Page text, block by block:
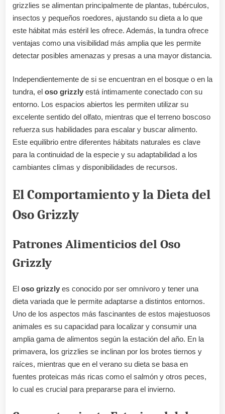
grizzlies se alimentan principalmente de plantas, tubérculos,
insectos y pequeños roedores, ajustando su dieta a lo que
este hábitat más estéril les ofrece. Además, la tundra ofrece
ventajas como una visibilidad más amplia que les permite
detectar posibles amenazas y presas a una mayor distancia.
Independientemente de si se encuentran en el bosque o en la
tundra, el oso grizzly está íntimamente conectado con su
entorno. Los espacios abiertos les permiten utilizar su
excelente sentido del olfato, mientras que el terreno boscoso
refuerza sus habilidades para escalar y buscar alimento.
Este equilibrio entre diferentes hábitats naturales es clave
para la continuidad de la especie y su adaptabilidad a los
cambiantes climas y disponibilidades de recursos.
El Comportamiento y la Dieta del
Oso Grizzly
Patrones Alimenticios del Oso
Grizzly
El oso grizzly es conocido por ser omnívoro y tener una
dieta variada que le permite adaptarse a distintos entornos.
Uno de los aspectos más fascinantes de estos majestuosos
animales es su capacidad para localizar y consumir una
amplia gama de alimentos según la estación del año. En la
primavera, los grizzlies se inclinan por los brotes tiernos y
raíces, mientras que en el verano su dieta se basa en
fuentes proteicas más ricas como el salmón y otros peces,
lo cual es crucial para prepararse para el invierno.